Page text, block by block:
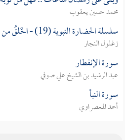
محمد حسين يعقوب
سلسلة الحضارة النبوية (19) - الخَلقُ من الرزق
زغلول النجار
سورة الإنفطار
عبد الرشيد بن الشيخ علي صوفي
سورة النبأ
أحمد المعصراوي